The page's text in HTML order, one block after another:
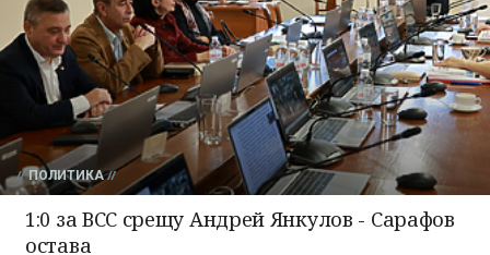
ПОЛИТИКА
1:0 за ВСС срещу Андрей Янкулов - Сарафов
остава